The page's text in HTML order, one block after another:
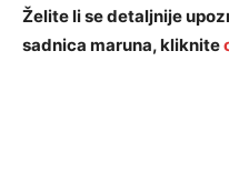
Želite li se detaljnije
sadnica maruna, kliknite